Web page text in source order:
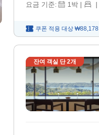
요금 기준: 1박 | |
쿠폰 적용 대상 ₩88,178
잔여 객실 단2개